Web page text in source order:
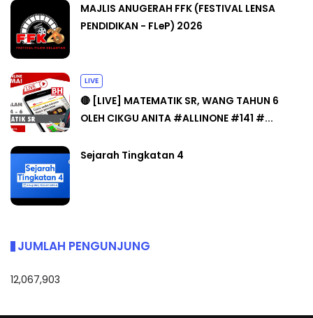
MAJLIS ANUGERAH FFK (FESTIVAL LENSA
PENDIDIKAN - FLeP) 2026
LIVE
🔴 [LIVE] MATEMATIK SR, WANG TAHUN 6
OLEH CIKGU ANITA #ALLINONE #141 #...
Sejarah Tingkatan 4
JUMLAH PENGUNJUNG
12,067,903